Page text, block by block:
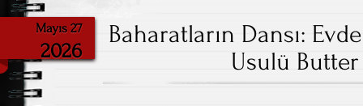
Mayıs 27
2026
Baharatların Dansı:
Usulü